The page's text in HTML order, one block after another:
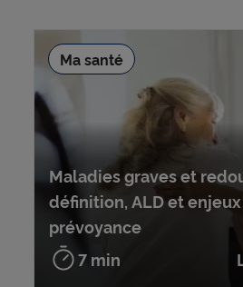
Maladies graves et
définition, ALD et
prévoyance
7 min
Ma santé